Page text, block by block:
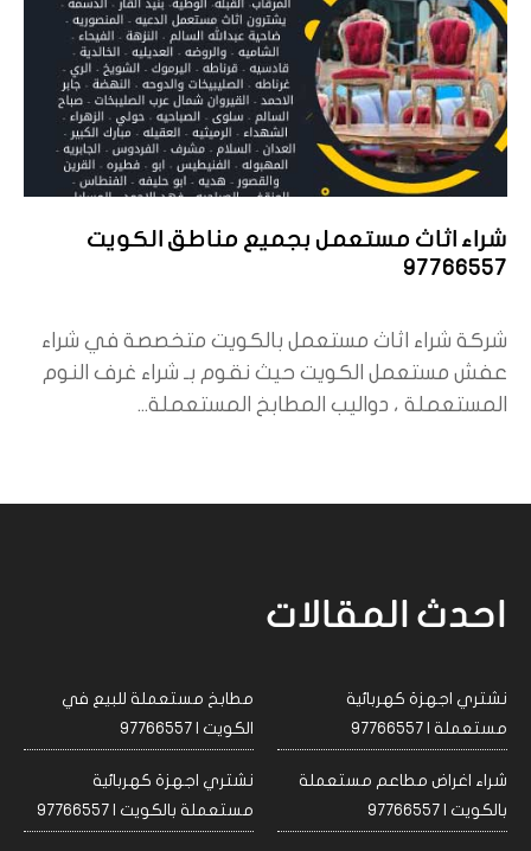
شراء اثاث مستعمل بجميع مناطق الكويت
97766557
شركة شراء اثاث مستعمل بالكويت متخصصة في شراء
عفش مستعمل الكويت حيث نقوم بـ شراء غرف النوم
المستعملة ، دواليب المطابخ المستعملة...
احدث المقالات
نشتري اجهزة كهربائية
مستعملة | 97766557
مطابخ مستعملة للبيع في
الكويت | 97766557
شراء اغراض مطاعم مستعملة
بالكويت | 97766557
نشتري اجهزة كهربائية
مستعملة بالكويت | 97766557